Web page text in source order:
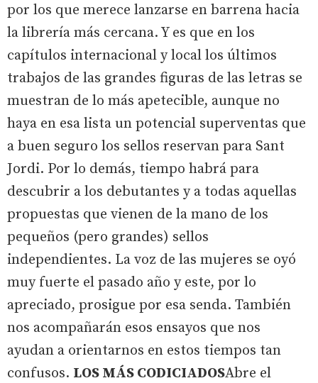
por los que merece lanzarse en barrena hacia
la librería más cercana. Y es que en los
capítulos internacional y local los últimos
trabajos de las grandes figuras de las letras se
muestran de lo más apetecible, aunque no
haya en esa lista un potencial superventas que
a buen seguro los sellos reservan para Sant
Jordi. Por lo demás, tiempo habrá para
descubrir a los debutantes y a todas aquellas
propuestas que vienen de la mano de los
pequeños (pero grandes) sellos
independientes. La voz de las mujeres se oyó
muy fuerte el pasado año y este, por lo
apreciado, prosigue por esa senda. También
nos acompañarán esos ensayos que nos
ayudan a orientarnos en estos tiempos tan
confusos. LOS MÁS CODICIADOSAbre el